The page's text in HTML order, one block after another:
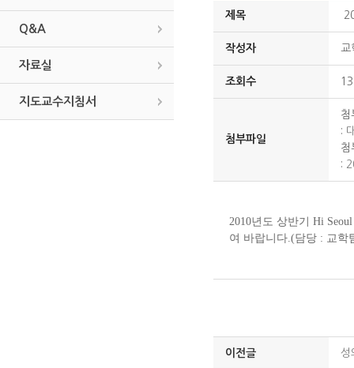
Q&A
자료실
지도교수지침서
제목
작성자 교
조회수
첨부파일
첨
:
첨
:
2010년도 상반기 Hi
여 바랍니다.(담당 : 교학
이전글 성